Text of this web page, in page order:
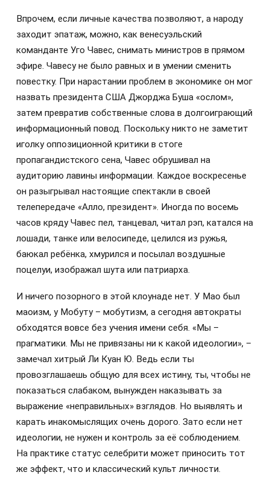
Впрочем, если личные качества позволяют, а народу
заходит эпатаж, можно, как венесуэльский
команданте Уго Чавес, снимать министров в прямом
эфире. Чавесу не было равных и в умении сменить
повестку. При нарастании проблем в экономике он мог
назвать президента США Джорджа Буша «ослом»,
затем превратив собственные слова в долгоиграющий
информационный повод. Поскольку никто не заметит
иголку оппозиционной критики в стоге
пропагандистского сена, Чавес обрушивал на
аудиторию лавины информации. Каждое воскресенье
он разыгрывал настоящие спектакли в своей
телепередаче «Алло, президент». Иногда по восемь
часов кряду Чавес пел, танцевал, читал рэп, катался на
лошади, танке или велосипеде, целился из ружья,
баюкал ребёнка, хмурился и посылал воздушные
поцелуи, изображал шута или патриарха.
И ничего позорного в этой клоунаде нет. У Мао был
маоизм, у Мобуту – мобутизм, а сегодня автократы
обходятся вовсе без учения имени себя. «Мы –
прагматики. Мы не привязаны ни к какой идеологии», –
замечал хитрый Ли Куан Ю. Ведь если ты
провозглашаешь общую для всех истину, ты, чтобы не
показаться слабаком, вынужден наказывать за
выражение «неправильных» взглядов. Но выявлять и
карать инакомыслящих очень дорого. Зато если нет
идеологии, не нужен и контроль за её соблюдением.
На практике статус селебрити может приносить тот
же эффект, что и классический культ личности.